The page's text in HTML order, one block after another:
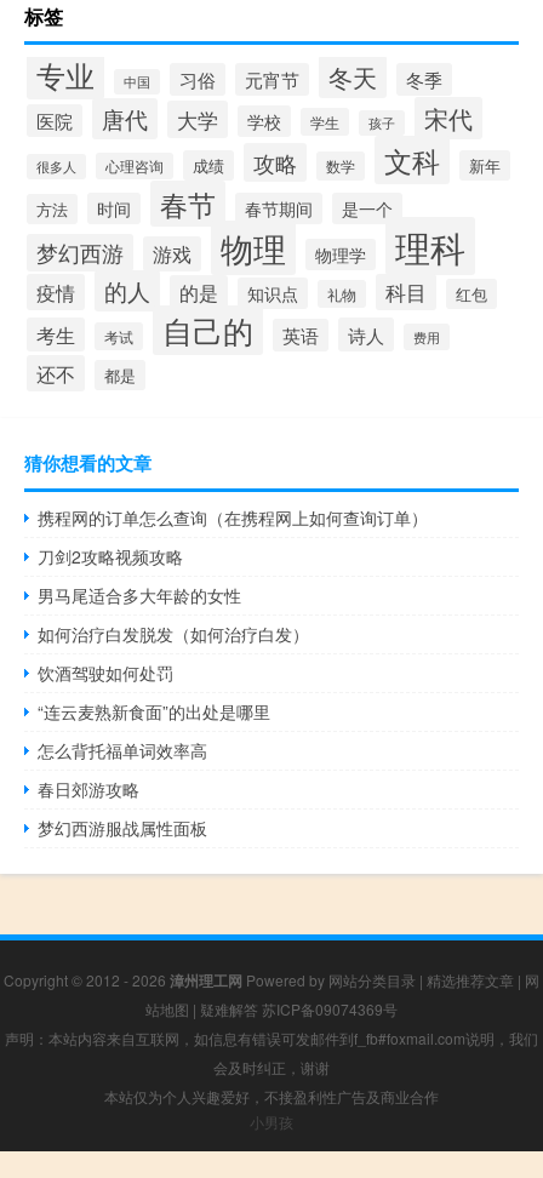
标签
专业 中国 习俗 元宵节 冬天
冬季
医院
唐代 大学 学校 学生 孩子 宋代
很多人 心理咨询 成绩 攻略 数学 文科
新年
方法
时间 春节 春节期间 是一个
梦幻西游 游戏 物理 物理学 理科
疫情 的人 的是 知识点 礼物 科目 红包
考生 考试 自己的 英语 诗人 费用
还不 都是
猜你想看的文章
携程网的订单怎么查询（在携程网上如何查询订单）
刀剑2攻略视频攻略
男马尾适合多大年龄的女性
如何治疗白发脱发（如何治疗白发）
饮酒驾驶如何处罚
“连云麦熟新食面”的出处是哪里
怎么背托福单词效率高
春日郊游攻略
梦幻西游服战属性面板
Copyright © 2012 - 2026 漳州理工网 Powered by 网站分类目录 | 精选推荐文章 | 网
站地图 | 疑难解答 苏ICP备09074369号
声明：本站内容来自互联网，如信息有错误可发邮件到f_fb#foxmail.com说明，我们
会及时纠正，谢谢
本站仅为个人兴趣爱好，不接盈利性广告及商业合作
小男孩